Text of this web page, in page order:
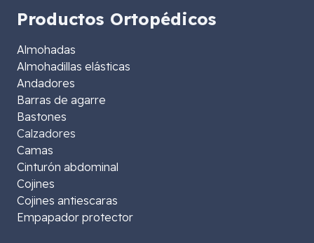
Productos Ortopédicos
Almohadas
Almohadillas elásticas
Andadores
Barras de agarre
Bastones
Calzadores
Camas
Cinturón abdominal
Cojines
Cojines antiescaras
Empapador protector